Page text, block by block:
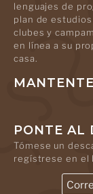
lenguajes de
plan de
clubes y
en línea a su
casa.
PONTE AL
Tómese un
regístrese en el